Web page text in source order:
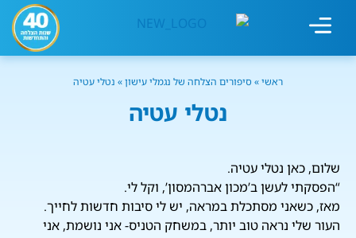
ראשי» סיפורים הצלחה של נגמלי עישון» נטלי עטיה
נטלי עטיה
שלום, כאן נטלי עטיה.
“הפסקתי לעשן ב’מכון אברהמסון’, וקל לי.
מאז, כשאני מסתכלת במראה, יש לי סיבות חדשות לחייך.
העור שלי נראה טוב יותר, במשחק הטניס- אני נושמת, אני